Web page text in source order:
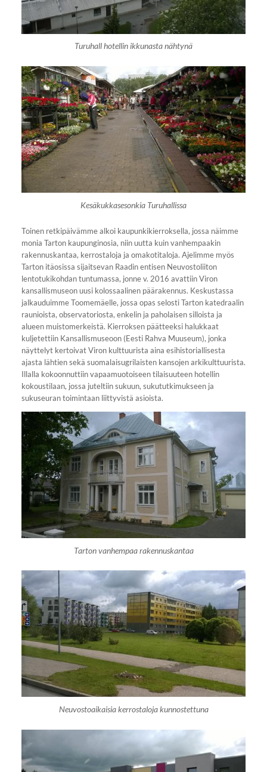
Turuhall hotellin ikkunasta nähtynä
Kesäkukkasesonkia Turuhallissa
Toinen retkipäivämme alkoi kaupunkikierroksella, jossa näimme
monia Tarton kaupunginosia, niin uutta kuin vanhempaakin
rakennuskantaa, kerrostaloja ja omakotitaloja. Ajelimme myös
Tarton itäosissa sijaitsevan Raadin entisen Neuvostoliiton
lentotukikohdan tuntumassa, jonne v. 2016 avattiin Viron
kansallismuseon uusi kolossaalinen päärakennus. Keskustassa
jalkauduimme Toomemäelle, jossa opas selosti Tarton katedraalin
raunioista, observatoriosta, enkelin ja paholaisen silloista ja
alueen muistomerkeistä. Kierroksen päätteeksi halukkaat
kuljetettiin Kansallismuseoon (Eesti Rahva Muuseum), jonka
näyttelyt kertoivat Viron kulttuurista aina esihistoriallisesta
ajasta lähtien sekä suomalaisugrilaisten kansojen arkikulttuurista.
Illalla kokoonnuttiin vapaamuotoiseen tilaisuuteen hotellin
kokoustilaan, jossa juteltiin sukuun, sukututkimukseen ja
sukuseuran toimintaan liittyvistä asioista.
Tarton vanhempaa rakennuskantaa
Neuvostoaikaisia kerrostaloja kunnostettuna